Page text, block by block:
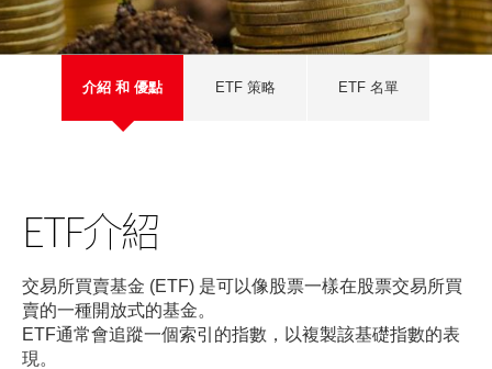
財富管理
期貨合約
股票期權
交易所買賣基金
光證財富高
報價服務
技術支援
表格
下載
介紹 和 優點 ETF 策略 ETF 名單
ETF介紹
交易所買賣基金 (ETF) 是可以像股票一樣在股票交易所買
賣的一種開放式的基金。
ETF通常會追蹤一個索引的指數，以複製該基礎指數的表
現。